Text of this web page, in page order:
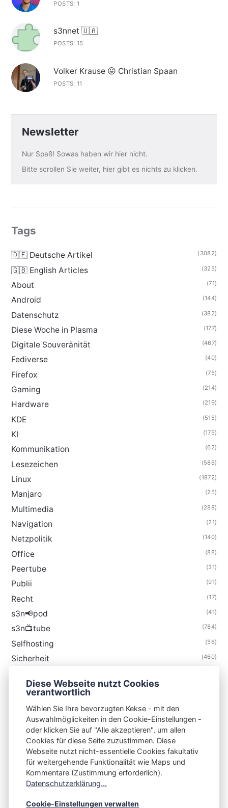
POSTS: 1
s3nnet 🇺🇦
POSTS: 15
Volker Krause 😛 Christian Spaan
POSTS: 11
Newsletter
Nur Spaß! Sowas haben wir hier nicht.
Bitte scrollen Sie weiter, hier gibt es nichts zu klicken.
Tags
🇩🇪 Deutsche Artikel (3082)
🇬🇧 English Articles (325)
About (71)
Android (144)
Datenschutz (382)
Diese Woche in Plasma (177)
Digitale Souveränität (467)
Fediverse (40)
Firefox (75)
Gaming (214)
Hardware (219)
KDE (515)
KI (175)
Kommunikation (62)
Lesezeichen (586)
Linux (1872)
Manjaro (25)
Multimedia (288)
Navigation (21)
Netzpolitik (140)
Office (88)
Peertube (31)
Publii (91)
Recht (17)
s3n📢pod (41)
s3n📺tube (784)
Selfhosting (56)
Sicherheit (460)
Thunderbird
S3N🧩NET
Integrating Open-Source Blog Network (iOSBN)
Impressum
Kontakt
Diese Webseite nutzt Cookies
verantwortlich
Wählen Sie Ihre bevorzugten Kekse - mit den
Auswahlmöglickeiten in den Cookie-Einstellungen -
oder klicken Sie auf "Alle akzeptieren", um allen
Cookies für diese Seite zuzustimmen. Diese
Webseite nutzt nicht-essentielle Cookies fakultativ
für weitergehende Funktionalität wie Maps und
Kommentare (Zustimmung erforderlich).
Datenschutzerklärung...
Cookie-Einstellungen verwalten